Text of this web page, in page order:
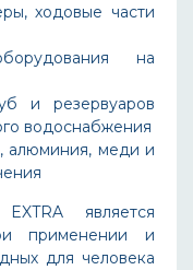
ходовые части
на
и резервуаров
водоснабжения
алюминия, меди и
является
применении и
для человека